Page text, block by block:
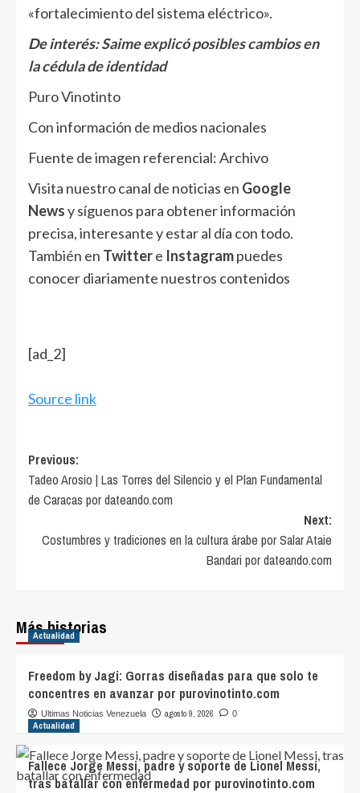
«fortalecimiento del sistema eléctrico».
De interés:Saime explicó posibles cambios en
la cédula de identidad
Puro Vinotinto
Con información de medios nacionales
Fuente de imagen referencial: Archivo
Visita nuestro canal de noticias en Google
Newsy síguenos para obtener información
precisa, interesante y estar al día con todo.
También en Twittere Instagrampuedes
conocer diariamente nuestros contenidos
[ad_2]
Source link
Post
navigation
Previous:
Tadeo Arosio | Las Torres del Silencio y el Plan Fundamental
de Caracas por dateando.com
Next:
Costumbres y tradiciones en la cultura árabe por Salar Ataie
Bandari por dateando.com
Más historias
Actualidad
Freedom by Jagi: Gorras diseñadas para que solo te
concentres en avanzar por purovinotinto.com
Ultimas Noticias Venezuela agosto 9, 2026 0
Actualidad
Fallece Jorge Messi, padre y soporte de Lionel Messi,
tras batallar con enfermedad por purovinotinto.com